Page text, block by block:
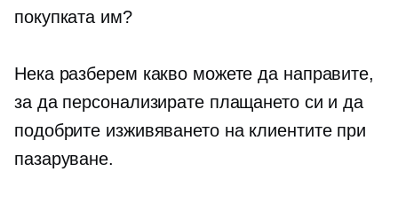
покупката им?
Нека разберем какво можете да направите,
за да персонализирате плащането си и да
подобрите изживяването на клиентите при
пазаруване.